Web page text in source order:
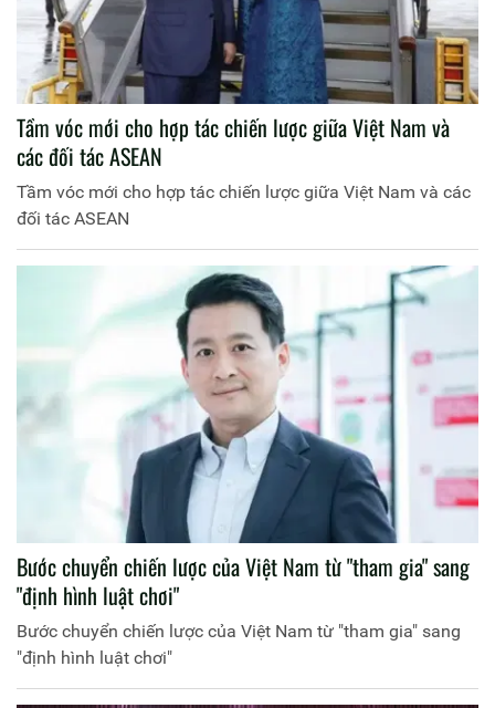
Tầm vóc mới cho hợp tác chiến lược giữa Việt Nam và
các đối tác ASEAN
Tầm vóc mới cho hợp tác chiến lược giữa Việt Nam và các
đối tác ASEAN
Bước chuyển chiến lược của Việt Nam từ "tham gia" sang
"định hình luật chơi"
Bước chuyển chiến lược của Việt Nam từ "tham gia" sang
"định hình luật chơi"